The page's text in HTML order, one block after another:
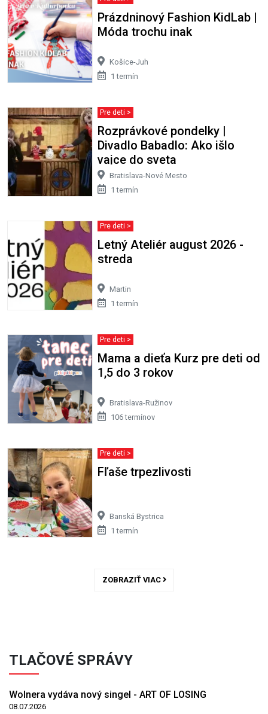
Prázdninový Fashion KidLab |
Móda trochu inak
Košice-Juh
1 termín
Pre deti >
Rozprávkové pondelky |
Divadlo Babadlo: Ako išlo
vajce do sveta
Bratislava-Nové Mesto
1 termín
Pre deti >
Letný Ateliér august 2026 -
streda
Martin
1 termín
Pre deti >
Mama a dieťa Kurz pre deti od
1,5 do 3 rokov
Bratislava-Ružinov
106 termínov
Pre deti >
Fľaše trpezlivosti
Banská Bystrica
1 termín
ZOBRAZIŤ VIAC
TLAČOVÉ SPRÁVY
Wolnera vydáva nový singel - ART OF LOSING
08.07.2026